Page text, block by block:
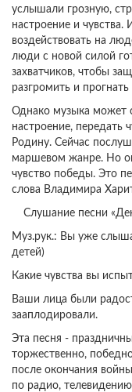
услышали грозную,
настроение и
воздействовать на
люди с новой силой
захватчиков, чтобы
разгромить и
Однако музыка может
настроение, передать
Родину. Сейчас
маршевом жанре. Но
чувство победы. Это
слова Владимира
Слушание песни
Муз.рук.: Вы уже
детей)
Какие чувства вы
Ваши лица были
зааплодировали.
Эта песня -
торжественно,
после окончания
по радио,